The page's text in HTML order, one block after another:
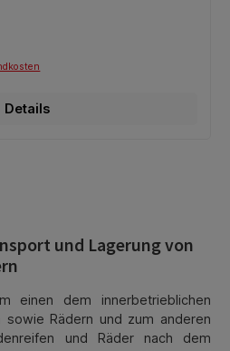
Details
und Lagerung von
einen dem innerbetrieblichen
sowie Rädern und zum anderen
und Räder nach dem